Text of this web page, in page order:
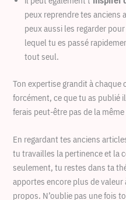
peux reprendre tes anciens
peux aussi les regarder
lequel tu es passé
tout seul.
Ton expertise grandit à chaque
forcément, ce que tu as publié
ferais peut-être pas de la
En regardant tes anciens
tu travailles la pertinence et la
seulement, tu restes dans ta
apportes encore plus de
propos. N’oublie pas une fois